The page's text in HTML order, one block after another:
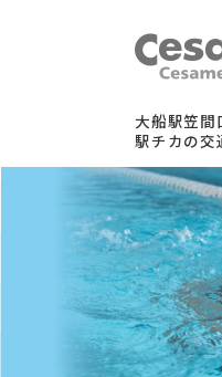
大船駅笠間
駅チカの交